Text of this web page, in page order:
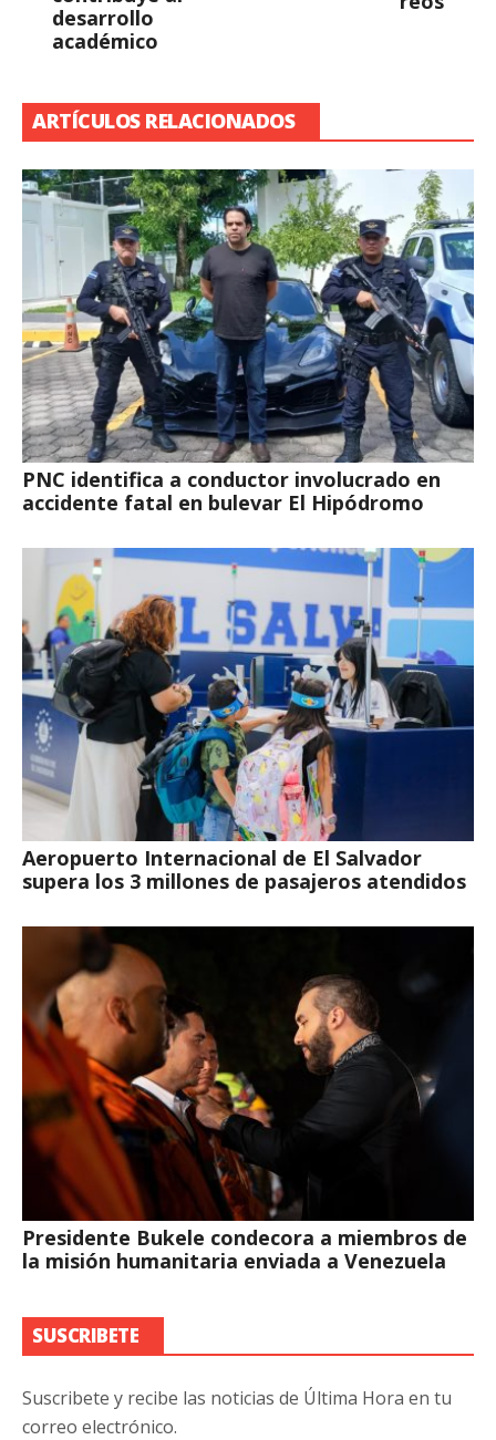
desarrollo
académico
ARTÍCULOS RELACIONADOS
PNC identifica a conductor involucrado en
accidente fatal en bulevar El Hipódromo
Aeropuerto Internacional de El Salvador
supera los 3 millones de pasajeros atendidos
Presidente Bukele condecora a miembros de
la misión humanitaria enviada a Venezuela
SUSCRIBETE
Suscribete y recibe las noticias de Última Hora en tu
correo electrónico.